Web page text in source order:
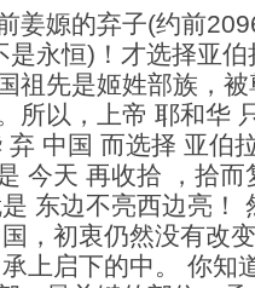
姜嫄的弃子(约前
是永恒)！才选择亚
祖先是姬姓部族，
所以，上帝 耶和华
弃 中国 而选择 亚伯
今天 再收拾 ，拾而
东边不亮西边亮！
，初衷仍然没有改
上启下的中。 你知